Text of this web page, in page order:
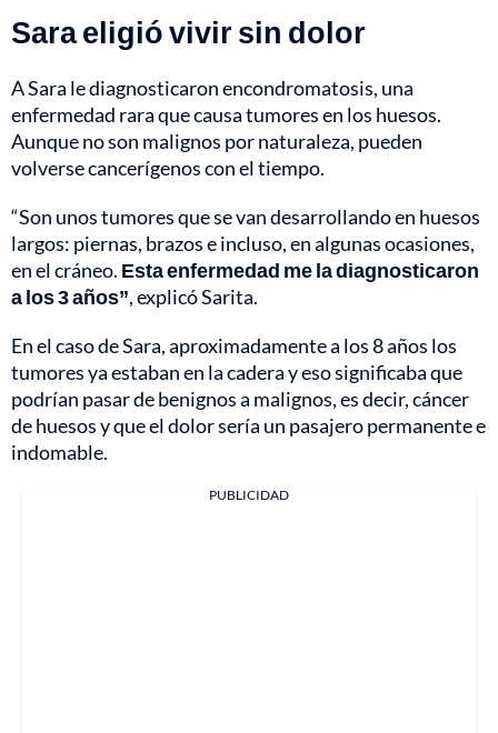
Sara eligió vivir sin dolor
A Sara le diagnosticaron encondromatosis, una
enfermedad rara que causa tumores en los huesos.
Aunque no son malignos por naturaleza, pueden
volverse cancerígenos con el tiempo.
“Son unos tumores que se van desarrollando en huesos
largos: piernas, brazos e incluso, en algunas ocasiones,
en el cráneo. Esta enfermedad me la diagnosticaron
a los 3 años”, explicó Sarita.
En el caso de Sara, aproximadamente a los 8 años los
tumores ya estaban en la cadera y eso significaba que
podrían pasar de benignos a malignos, es decir, cáncer
de huesos y que el dolor sería un pasajero permanente e
indomable.
PUBLICIDAD